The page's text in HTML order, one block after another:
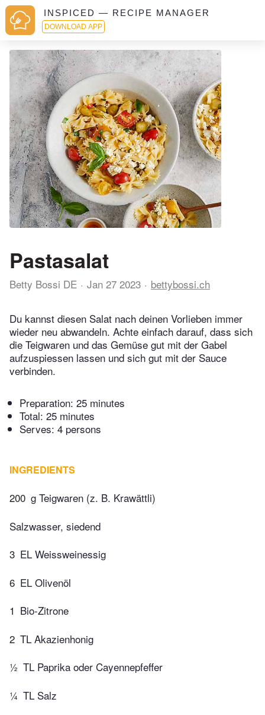
INSPICED — RECIPE MANAGER
DOWNLOAD APP
Pastasalat
Betty Bossi DE Jan 27 2023 bettybossi.ch
Du kannst diesen Salat nach deinen Vorlieben immer
wieder neu abwandeln. Achte einfach darauf, dass sich
die Teigwaren und das Gemüse gut mit der Gabel
aufzuspiessen lassen und sich gut mit der Sauce
verbinden.
Preparation: 25 minutes
Total: 25 minutes
Serves: 4 persons
INGREDIENTS
200 g Teigwaren (z. B. Krawättli)
Salzwasser, siedend
3 EL Weissweinessig
6 EL Olivenöl
1 Bio-Zitrone
2 TL Akazienhonig
½ TL Paprika oder Cayennepfeffer
¼ TL Salz